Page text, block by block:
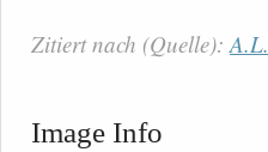
Zitiert nach (Quelle):A.L.
Image Info